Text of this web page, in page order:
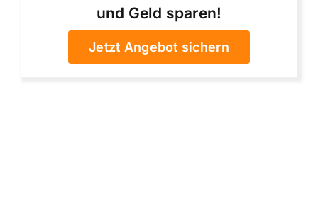
und Geld sparen!
Jetzt Angebot sichern